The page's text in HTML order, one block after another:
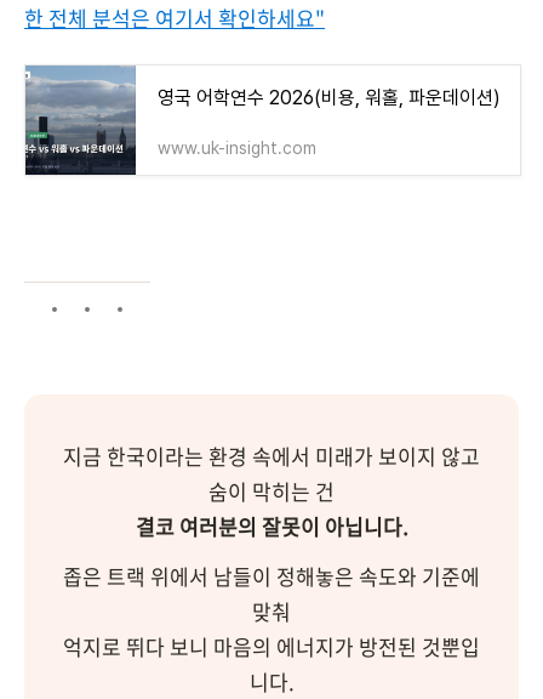
한 전체 분석은 여기서 확인하세요"
영국 어학연수 2026(비용, 워홀, 파운데이션)
www.uk-insight.com
지금 한국이라는 환경 속에서 미래가 보이지 않고
숨이 막히는 건
결코 여러분의 잘못이 아닙니다.
좁은 트랙 위에서 남들이 정해놓은 속도와 기준에
맞춰
억지로 뛰다 보니 마음의 에너지가 방전된 것뿐입
니다.